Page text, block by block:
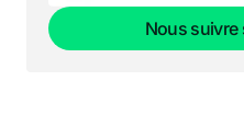
Nous suivre